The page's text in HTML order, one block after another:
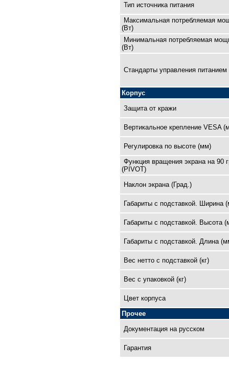
Тип источника питания
Максимальная потребляемая
(Вт)
Минимальная потребляемая
(Вт)
Cтандарты управления питанием
Корпус
Защита от кражи
Вертикальное крепление VESA
Регулировка по высоте (мм)
Функция вращения экрана на 90
(PIVOT)
Наклон экрана (Град.)
Габариты с подставкой. Ширина
Габариты с подставкой. Высота
Габариты с подставкой. Длина
Вес нетто с подставкой (кг)
Вес с упаковкой (кг)
Цвет корпуса
Прочее
Документация на русском
Гарантия